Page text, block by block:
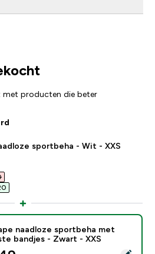
met producten die beter
sportbeha - Wit - XXS
price
naadloze sportbeha met
bandjes - Zwart - XXS